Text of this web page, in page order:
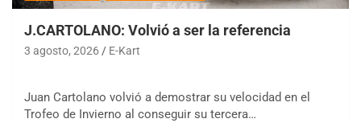
J.CARTOLANO: Volvió a ser la referencia
3 agosto, 2026 E-Kart
Juan Cartolano volvió a demostrar su velocidad en el
Trofeo de Invierno al conseguir su tercera…
08/09-AGO